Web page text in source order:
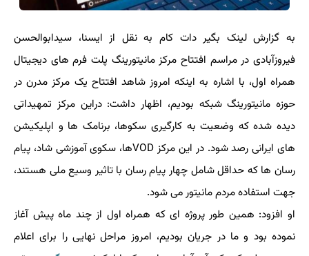
به گزارش لینک بگیر دات کام به نقل از ایسنا، سیدابوالحسن
فیروزآبادی در مراسم افتتاح مرکز مانیتورینگ پلت فرم های دیجیتال
همراه اول، با اشاره به اینکه امروز شاهد افتتاح یک مرکز مدرن در
حوزه مانیتورینگ شبکه بودیم، اظهار داشت: دراین مرکز تمهیداتی
دیده شده که وضعیت به کارگیری سکوها، برنامک ها و اپلیکیشن
های ایرانی رصد شود. در این مرکز VODها، سکوی آموزشی شاد، پیام
رسان ها که حداقل شامل چهار پیام رسان با تاثیر وسیع ملی هستند،
جهت استفاده مردم مانیتور می شود.
او افزود: همین طور پروژه ای که همراه اول از چند ماه پیش آغاز
نموده بود و ما در جریان بودیم، امروز مراحل نهایی را برای اعلام